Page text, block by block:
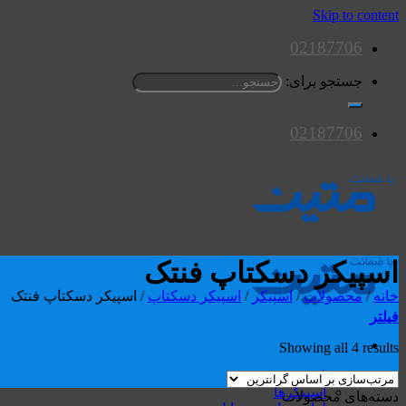
Skip to content
02187706
جستجو برای:
02187706
محصولات
اسپیکرها
اسپیکر دسکتاپ فنتک
خانه / محصولات / اسپیکر / اسپیکر دسکتاپ / اسپیکر دسکتاپ فنتک
فیلتر
Showing all 4 results
دسته‌های محصولات